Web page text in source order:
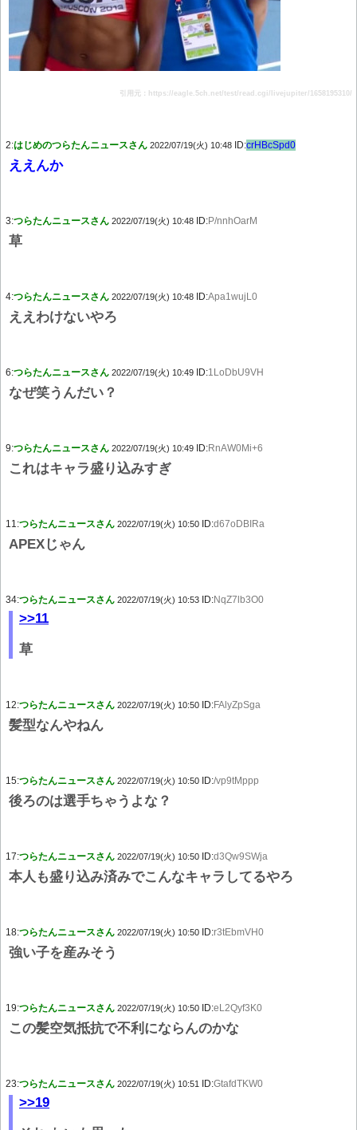
引用元：https://eagle.5ch.net/test/read.cgi/livejupiter/1658195310/
2:はじめのつらたんニュースさん 2022/07/19(火) 10:48 ID:crHBcSpd0
ええんか
3:つらたんニュースさん 2022/07/19(火) 10:48 ID:P/nnhOarM
草
4:つらたんニュースさん 2022/07/19(火) 10:48 ID:Apa1wujL0
ええわけないやろ
6:つらたんニュースさん 2022/07/19(火) 10:49 ID:1LoDbU9VH
なぜ笑うんだい？
9:つらたんニュースさん 2022/07/19(火) 10:49 ID:RnAW0Mi+6
これはキャラ盛り込みすぎ
11:つらたんニュースさん 2022/07/19(火) 10:50 ID:d67oDBIRa
APEXじゃん
34:つらたんニュースさん 2022/07/19(火) 10:53 ID:NqZ7lb3O0
>>11
草
12:つらたんニュースさん 2022/07/19(火) 10:50 ID:FAlyZpSga
髪型なんやねん
15:つらたんニュースさん 2022/07/19(火) 10:50 ID:/vp9tMppp
後ろのは選手ちゃうよな？
17:つらたんニュースさん 2022/07/19(火) 10:50 ID:d3Qw9SWja
本人も盛り込み済みでこんなキャラしてるやろ
18:つらたんニュースさん 2022/07/19(火) 10:50 ID:r3tEbmVH0
強い子を産みそう
19:つらたんニュースさん 2022/07/19(火) 10:50 ID:eL2Qyf3K0
この髪空気抵抗で不利にならんのかな
23:つらたんニュースさん 2022/07/19(火) 10:51 ID:GtafdTKW0
>>19